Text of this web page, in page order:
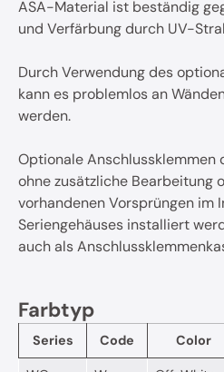
ASA-Material ist beständig
und Verfärbung durch UV-
Durch Verwendung des
kann es problemlos an
werden.
Optionale Anschlussklemmen
ohne zusätzliche Bearbeitung
vorhandenen Vorsprüngen im
Seriengehäuses installiert
auch als
Farbtyp
Series Code Color